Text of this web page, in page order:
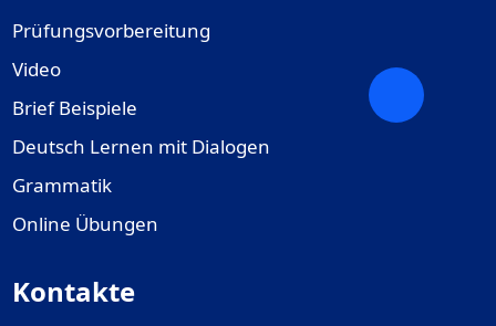
Prüfungsvorbereitung
Video
Brief Beispiele
Deutsch Lernen mit Dialogen
Grammatik
Online Übungen
Kontakte